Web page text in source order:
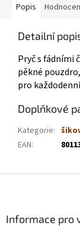
Popis
Detailní
Pryč s fádními
pěkné
pro
Doplňkové
Kategorie:
EAN:
Informace pro